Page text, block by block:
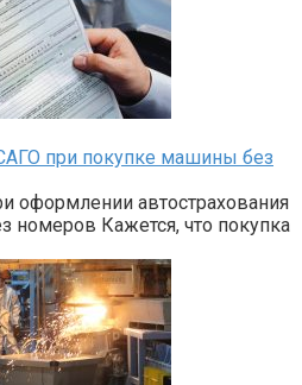
при покупке машины без
оформлении автострахования
номеров Кажется, что покупка